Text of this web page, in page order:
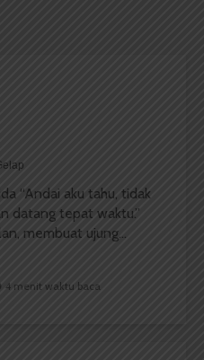
“Andai aku tahu, tidak
datang tepat waktu.”
membuat ujung...
4 menit waktu baca